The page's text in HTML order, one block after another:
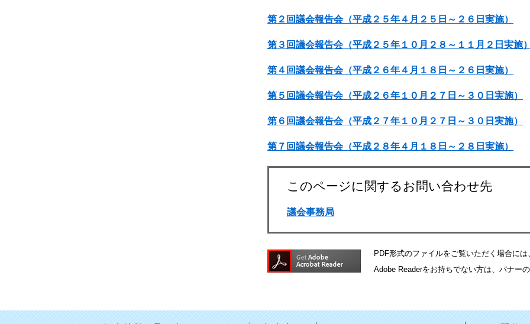
第２回議会報告会（平成２５年４月２５日～２６日実施）
第３回議会報告会（平成２５年１０月２８～１１月２日実施）
第４回議会報告会（平成２６年４月１８日～２６日実施）
第５回議会報告会（平成２６年１０月２７日～３０日実施）
第６回議会報告会（平成２７年１０月２７日～３０日実施）
第７回議会報告会（平成２８年４月１８日～２８日実施）
このページに関するお問い合わせ先
議会事務局
PDF形式のファイルをご覧いただく場合に
Adobe Readerをお持ちでない方は、バナー